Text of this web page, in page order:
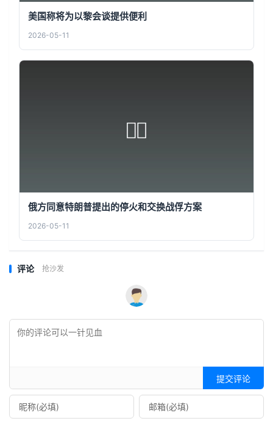
美国称将为以黎会谈提供便利
2026-05-11
俄方同意特朗普提出的停火和交换战俘方案
2026-05-11
评论 抢沙发
提交评论